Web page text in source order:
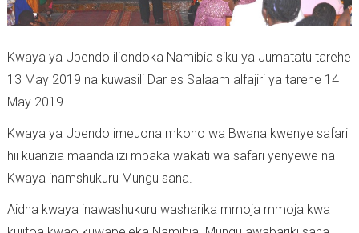
Kwaya ya Upendo iliondoka Namibia siku ya Jumatatu tarehe
13 May 2019 na kuwasili Dar es Salaam alfajiri ya tarehe 14
May 2019.
Kwaya ya Upendo imeuona mkono wa Bwana kwenye safari
hii kuanzia maandalizi mpaka wakati wa safari yenyewe na
Kwaya inamshukuru Mungu sana.
Aidha kwaya inawashukuru washarika mmoja mmoja kwa